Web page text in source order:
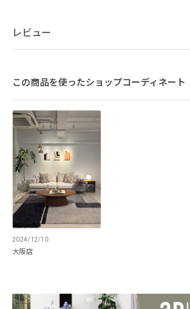
ミニマルを追求した
ディテールデザイン
は、さりげないレイヤードデザイ
レビュー
この商品を使ったショップコーディネート
2024/12/10
大阪店